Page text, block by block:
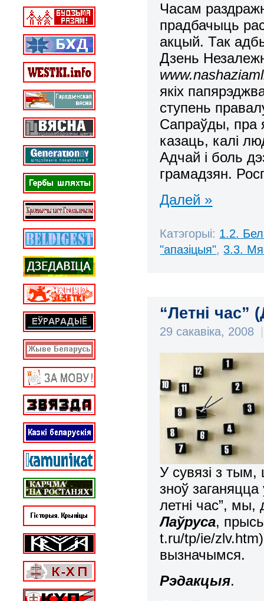
Часам
прадбачыць
акцый. Так
Дзень
www.nashaziaml
якіх
ступень
Сапраўды, пра
казаць, калі
Адчай і боль
грамадзян.
Далей »
Катэгорыі: 1.2.
"апазіцыя", 3.3.
“Летні час”
29 сакавіка, 2008
У сувязі з
зноў
летні час”, мы,
Лаўруса,
t.ru/tp/ie/
вызначымся.
Рэдакцыя.